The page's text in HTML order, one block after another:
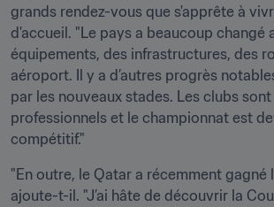
grands rendez-vous que s'apprête à
d'accueil. "Le pays a beaucoup changé
équipements, des infrastructures, des
aéroport. Il y a d’autres progrès
par les nouveaux stades. Les clubs
professionnels et le championnat est
compétitif."
"En outre, le Qatar a récemment gagné
ajoute-t-il. "J’ai hâte de découvrir la